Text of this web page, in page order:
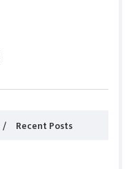
Recent Posts